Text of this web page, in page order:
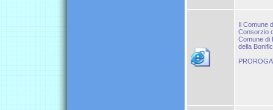
Il Comune
Consorzio
Comune di
della